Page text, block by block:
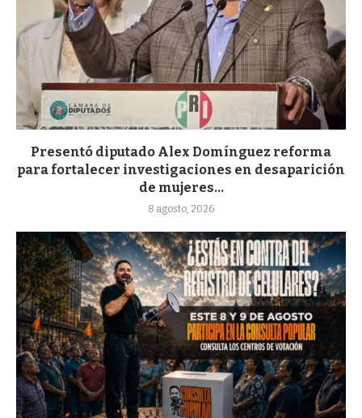
Presentó diputado Alex Domínguez reforma
para fortalecer investigaciones en desaparición
de mujeres...
8 agosto, 2026